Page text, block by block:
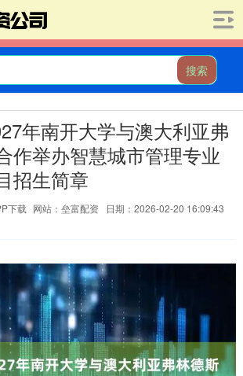
搜索
年南开大学与澳大利亚弗
作举办智慧城市管理专业
招生简章
下载 网站：垒富配资
日期：2026-02-20 16:09:43